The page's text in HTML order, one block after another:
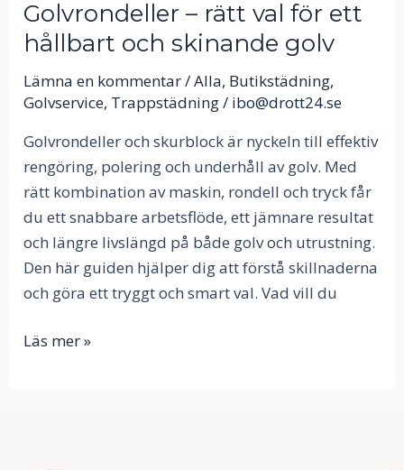
Golvrondeller – rätt val för ett
hållbart och skinande golv
Lämna en kommentar/Alla, Butikstädning,
Golvservice, Trappstädning/ ibo@drott24.se
Golvrondeller och skurblock är nyckeln till effektiv
rengöring, polering och underhåll av golv. Med
rätt kombination av maskin, rondell och tryck får
du ett snabbare arbetsflöde, ett jämnare resultat
och längre livslängd på både golv och utrustning.
Den här guiden hjälper dig att förstå skillnaderna
och göra ett tryggt och smart val. Vad vill du
Läs mer »